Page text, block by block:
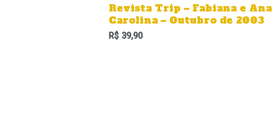
Revista Trip – Fabiana e Ana
Carolina – Outubro de 2003
R$39,90